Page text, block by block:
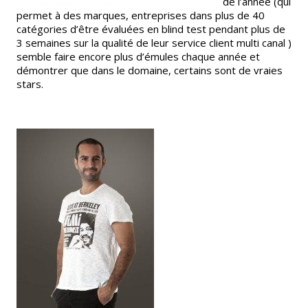
permet à des marques, entreprises dans plus de 40
catégories d’être évaluées en blind test pendant plus de
3 semaines sur la qualité de leur service client multi canal )
semble faire encore plus d’émules chaque année et
démontrer que dans le domaine, certains sont de vraies
stars.